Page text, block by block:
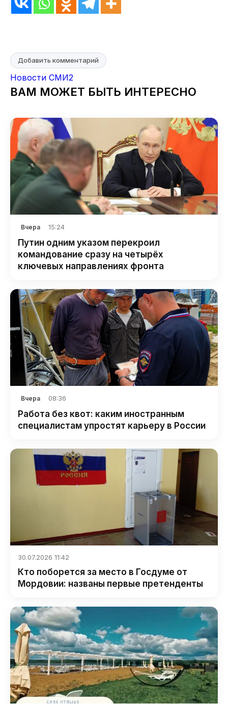
Добавить комментарий
Новости СМИ2
ВАМ МОЖЕТ БЫТЬ ИНТЕРЕСНО
Вчера 15:24
Путин одним указом перекроил
командование сразу на четырёх
ключевых направлениях фронта
Вчера 08:36
Работа без квот: каким иностранным
специалистам упростят карьеру в России
30.07.2026 11:42
Кто поборется за место в Госдуме от
Мордовии: названы первые претенденты